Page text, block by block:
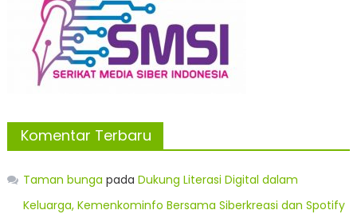
Komentar Terbaru
Taman bunga pada Dukung Literasi Digital dalam
Keluarga, Kemenkominfo Bersama Siberkreasi dan Spotify